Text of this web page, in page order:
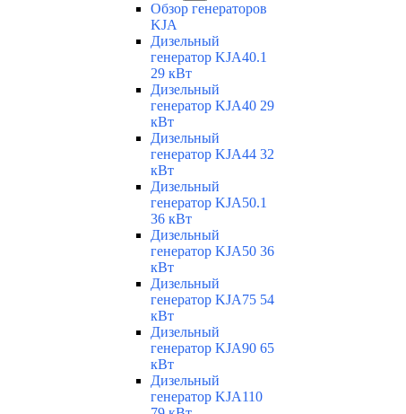
Обзор генераторов
KJA
Дизельный
генератор KJA40.1
29 кВт
Дизельный
генератор KJA40 29
кВт
Дизельный
генератор KJA44 32
кВт
Дизельный
генератор KJA50.1
36 кВт
Дизельный
генератор KJA50 36
кВт
Дизельный
генератор KJA75 54
кВт
Дизельный
генератор KJA90 65
кВт
Дизельный
генератор KJA110